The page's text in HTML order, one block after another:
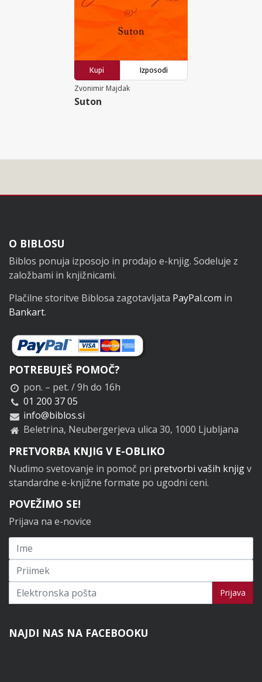
Kupi
Izposodi
Zvonimir Majdak
Suton
Noga
O BIBLOSU
Biblos ponuja izposojo in prodajo e-knjig. Sodeluje z
založbami in knjižnicami.
Plačilne storitve Biblosa zagotavljata PayPal.com in
Bankart.
POTREBUJEŠ POMOČ?
pon. – pet. / 9h do 16h
01 200 37 05
info@biblos.si
Beletrina, Neubergerjeva ulica 30, 1000 Ljubljana
PRETVORBA KNJIG V E-OBLIKO
Nudimo svetovanje in pomoč pri pretvorbi vaših knjigv
standardne e-knjižne formate po ugodni ceni.
POVEŽIMO SE!
Prijava na e-novice
Prijavi se na novice Prijava
NAJDI NAS NA FACEBOOKU